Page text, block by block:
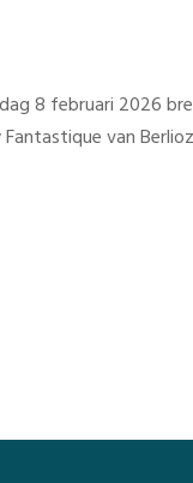
8 februari 2026
van